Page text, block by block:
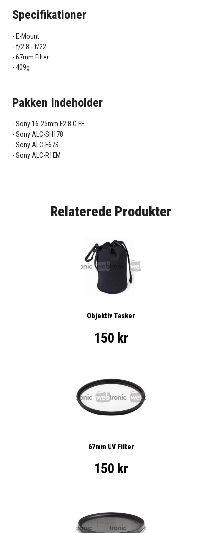
Specifikationer
E-Mount
f/2.8 - f/22
67mm Filter
409g
Pakken Indeholder
Sony 16-25mm F2.8 G FE
Sony ALC-SH178
Sony ALC-F67S
Sony ALC-R1EM
Relaterede Produkter
Objektiv Tasker
150 kr
67mm UV Filter
150 kr